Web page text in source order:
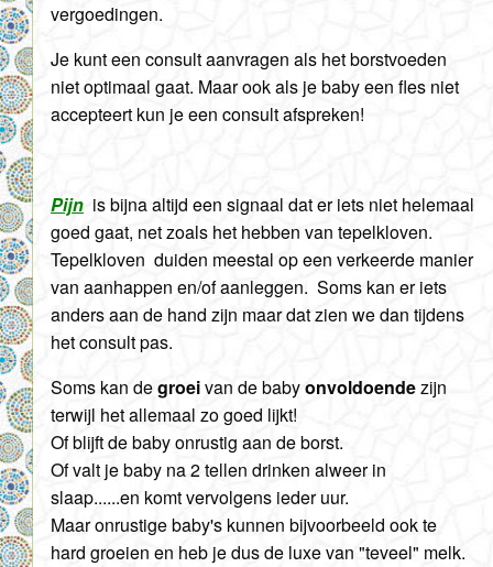
vergoedingen.
Je kunt een consult aanvragen als het borstvoeden
niet optimaal gaat. Maar ook als je baby een fles niet
accepteert kun je een consult afspreken!
Pijn is bijna altijd een signaal dat er iets niet helemaal
goed gaat, net zoals het hebben van tepelkloven.
Tepelkloven duiden meestal op een verkeerde manier
van aanhappen en/of aanleggen. Soms kan er iets
anders aan de hand zijn maar dat zien we dan tijdens
het consult pas.
Soms kan degroeivan de babyonvoldoendezijn
terwijl het allemaal zo goed lijkt!
Of blijft de baby onrustig aan de borst.
Of valt je baby na 2 tellen drinken alweer in
slaap......en komt vervolgens ieder uur.
Maar onrustige baby's kunnen bijvoorbeeld ook te
hard groeien en heb je dus de luxe van "teveel" melk.